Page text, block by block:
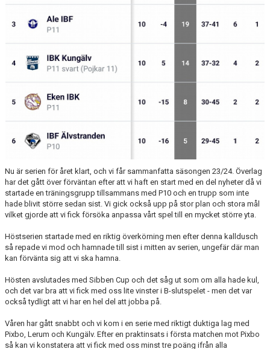
Nu är serien för året klart, och vi får sammanfatta säsongen 23/24. Överlag
har det gått över förväntan efter att vi haft en start med en del nyheter då vi
startade en träningsgrupp tillsammans med P10 och en trupp som inte
hade blivit större sedan sist. Vi gick också upp på stor plan och stora mål
vilket gjorde att vi fick försöka anpassa vårt spel till en mycket större yta.
Höstserien startade med en riktig överkörning men efter denna kalldusch
så repade vi mod och hamnade till sist i mitten av serien, ungefär där man
kan förvänta sig att vi ska hamna.
Hösten avslutades med Sibben Cup och det såg ut som om alla hade kul,
och det var bra att vi fick med oss lite vinster i B-slutspelet - men det var
också tydligt att vi har en hel del att jobba på.
Våren har gått snabbt och vi kom i en serie med riktigt duktiga lag med
Pixbo, Lerum och Kungälv. Efter en praktinsats i första matchen mot Pixbo
så kan vi konstatera att vi fick med oss minst tre poäng ifrån alla